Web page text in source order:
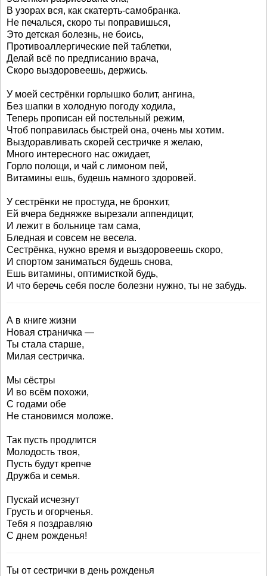
В узорах вся, как скатерть-самобранка.
Не печалься, скоро ты поправишься,
Это детская болезнь, не боись,
Противоаллергические пей таблетки,
Делай всё по предписанию врача,
Скоро выздоровеешь, держись.
У моей сестрёнки горлышко болит, ангина,
Без шапки в холодную погоду ходила,
Теперь прописан ей постельный режим,
Чтоб поправилась быстрей она, очень мы хотим.
Выздоравливать скорей сестричке я желаю,
Много интересного нас ожидает,
Горло полощи, и чай с лимоном пей,
Витамины ешь, будешь намного здоровей.
У сестрёнки не простуда, не бронхит,
Ей вчера бедняжке вырезали аппендицит,
И лежит в больнице там сама,
Бледная и совсем не весела.
Сестрёнка, нужно время и выздоровеешь скоро,
И спортом заниматься будешь снова,
Ешь витамины, оптимисткой будь,
И что беречь себя после болезни нужно, ты не забудь.
А в книге жизни
Новая страничка —
Ты стала старше,
Милая сестричка.
Мы сёстры
И во всём похожи,
С годами обе
Не становимся моложе.
Так пусть продлится
Молодость твоя,
Пусть будут крепче
Дружба и семья.
Пускай исчезнут
Грусть и огорченья.
Тебя я поздравляю
С днем рожденья!
Ты от сестрички в день рожденья